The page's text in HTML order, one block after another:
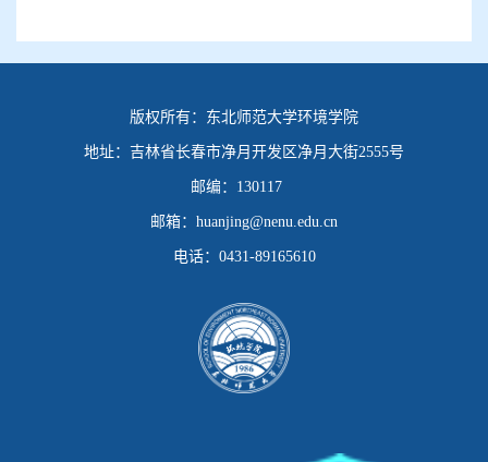
版权所有： 东北师范大学环境学院
地址： 吉林省长春市净月开发区净月大街2555号
邮编： 130117
邮箱： huanjing@nenu.edu.cn
电话： 0431-89165610